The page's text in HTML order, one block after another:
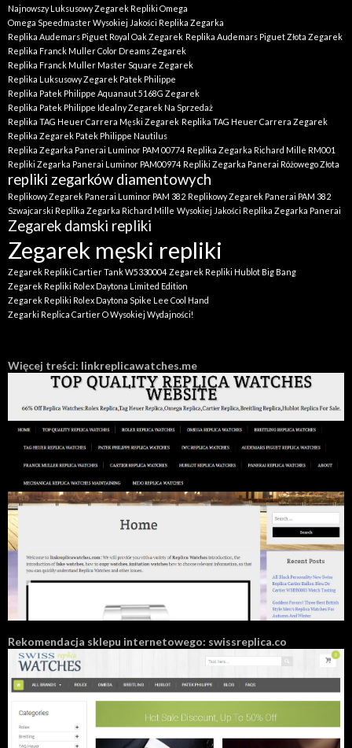
Najnowszy Luksusowy Zegarek Repliki Omega
Omega Speedmaster Wysokiej Jakości Replika Zegarka
Replika Audemars Piguet Royal Oak Zegarek Replika Audemars Piguet Złota Zegarek
Replika Franck Muller Color Dreams Zegarek
Replika Franck Muller Master Square Zegarek
Replika Luksusowy Zegarek Patek Philippe
Replika Patek Philippe Aquanaut 5168G Zegarek
Replika Patek Philippe Idealny Zegarek Na Sprzedaż
Replika TAG Heuer Carrera Męski Zegarek Replika TAG Heuer Carrera Zegarek
Replika Zegarek Patek Philippe Nautilus
Replika Zegarka Panerai Luminor PAM 00774 Replika Zegarka Richard Mille RM001
Repliki Zegarka Panerai Luminor PAM00974 Repliki Zegarka Panerai Różowego Złota
repliki zegarków diamentowych
Replikowy Zegarek Panerai Luminor PAM 382 Replikowy Zegarek Panerai PAM 382
Szwajcarski Replika Zegarka Richard Mille Wysokiej Jakości Replika Zegarka Panerai
Zegarek damski repliki
Zegarek męski repliki
Zegarek Repliki Cartier Tank W5330004 Zegarek Repliki Hublot Big Bang
Zegarek Repliki Rolex Daytona Limited Edition
Zegarek Repliki Rolex Daytona Spike Lee Cool Hand
Zegarki Replica Cartier O Wysokiej Wydajności!
Więcej treści: linkreplicawatches.me
Rekomendacja sklepu internetowego: swissreplica.co